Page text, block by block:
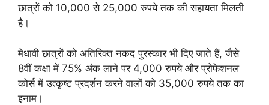
छात्रों को 10,000 से 25,000 रुपये तक की सहायता मिलती
है।
मेधावी छात्रों को अतिरिक्त नकद पुरस्कार भी दिए जाते हैं, जैसे
8वीं कक्षा में 75% अंक लाने पर 4,000 रुपये और प्रोफेशनल
कोर्स में उत्कृष्ट प्रदर्शन करने वालों को 35,000 रुपये तक का
इनाम।